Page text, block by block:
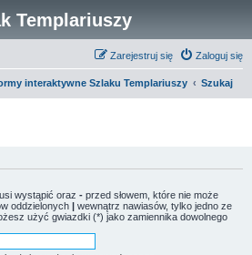
Templariuszy
Zaloguj się
Zarejestruj się
interaktywne Szlaku Templariuszy Szukaj
wystąpić oraz - przed słowem, które nie może
oddzielonych | wewnątrz nawiasów, tylko jedno ze
użyć gwiazdki (*) jako zamiennika dowolnego